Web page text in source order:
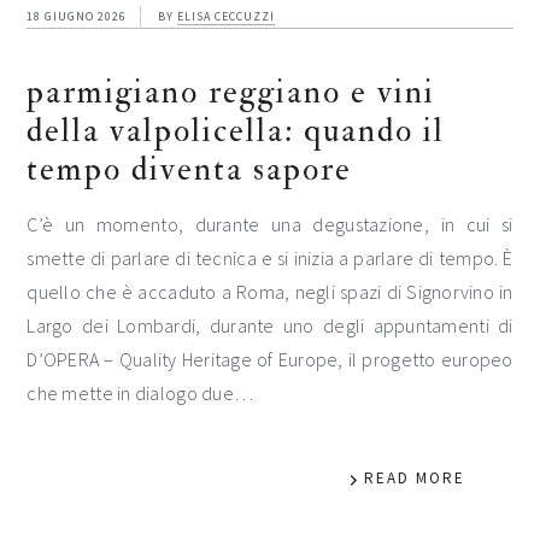
18 GIUGNO 2026 BY ELISA CECCUZZI
parmigiano reggiano e vini
della valpolicella: quando il
tempo diventa sapore
C’è un momento, durante una degustazione, in cui si
smette di parlare di tecnica e si inizia a parlare di tempo. È
quello che è accaduto a Roma, negli spazi di Signorvino in
Largo dei Lombardi, durante uno degli appuntamenti di
D’OPERA – Quality Heritage of Europe, il progetto europeo
che mette in dialogo due…
READ MORE